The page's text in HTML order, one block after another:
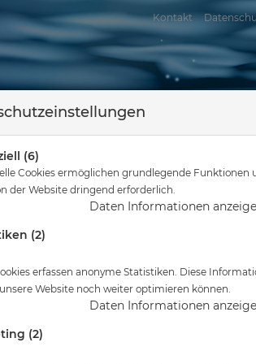
Kontakt
hier Tauchausrüstung Scubapro - S-Tek
Alle
Scubapro - S-Tek Farbpad-
(6)
Cookies ermöglichen grundlegende
der Website dringend erforderlich.
Daten Informationen
(2)
erfassen anonyme Statistiken. Diese
Website noch weiter optimieren können.
Daten Informationen
(2)